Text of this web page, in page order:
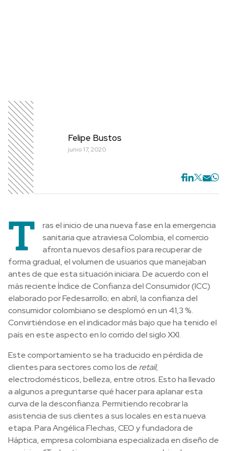
Felipe Bustos
junio 17, 2020
T
ras el inicio de una nueva fase en la emergencia
sanitaria que atraviesa Colombia, el comercio
afronta nuevos desafíos para recuperar de
forma gradual, el volumen de usuarios que manejaban
antes de que esta situación iniciara. De acuerdo con el
más reciente Índice de Confianza del Consumidor (ICC)
elaborado por Fedesarrollo; en abril, la confianza del
consumidor colombiano se desplomó en un 41,3 %.
Convirtiéndose en el indicador más bajo que ha tenido el
país en este aspecto en lo corrido del siglo XXI.
Este comportamiento se ha traducido en pérdida de
clientes para sectores como los de retail,
electrodomésticos, belleza, entre otros. Esto ha llevado
a algunos a preguntarse qué hacer para aplanar esta
curva de la desconfianza. Permitiendo recobrar la
asistencia de sus clientes a sus locales en esta nueva
etapa. Para Angélica Flechas, CEO y fundadora de
Háptica, empresa colombiana especializada en diseño de